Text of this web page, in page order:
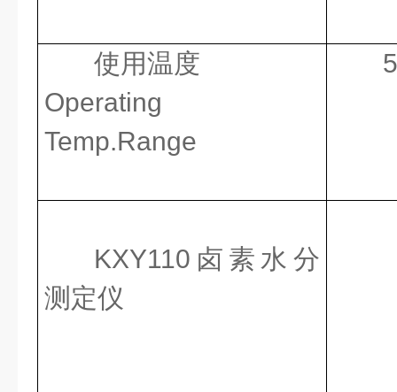
使用温度
Operating
Temp.Range
KXY110卤素水分
测定仪